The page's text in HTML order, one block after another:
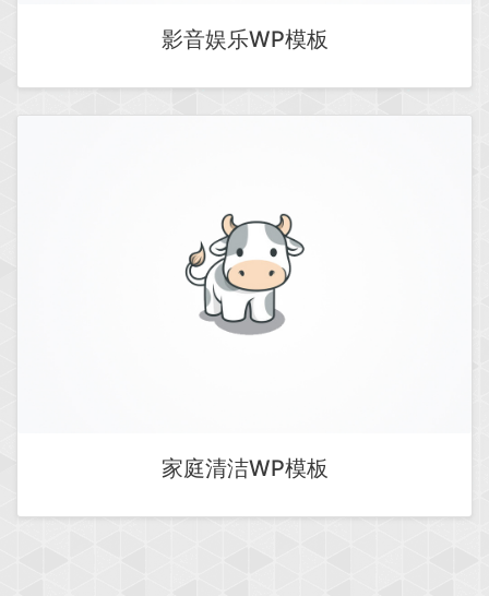
影音娱乐WP模板
家庭清洁WP模板